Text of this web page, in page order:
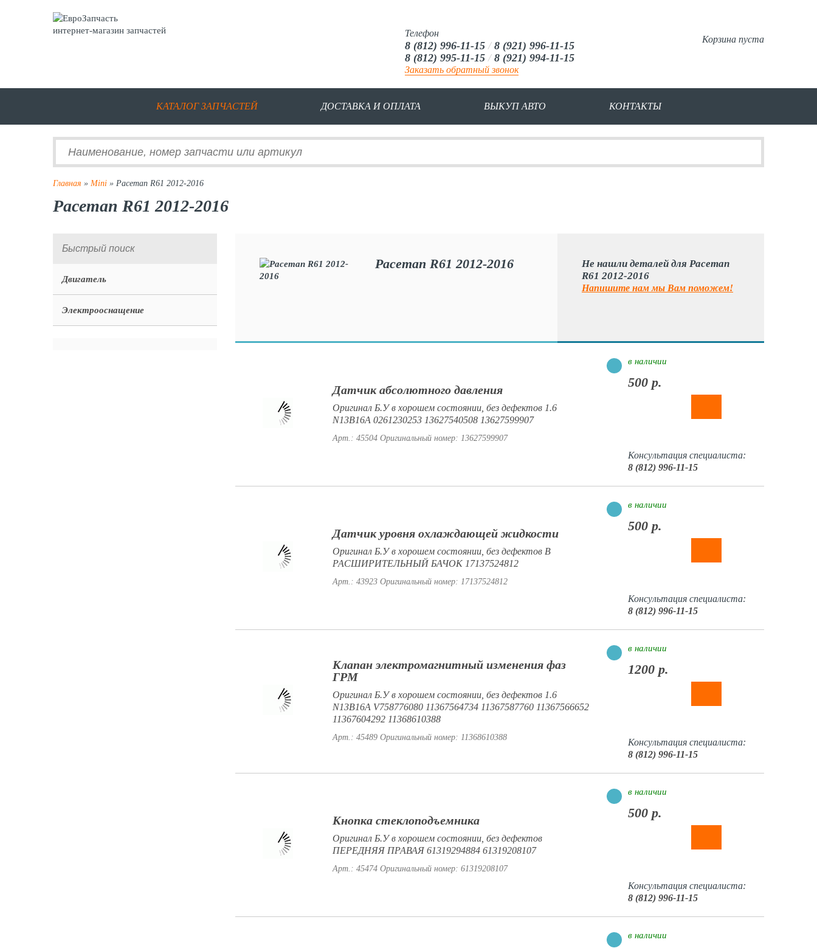
интернет-магазин запчастей
Корзина пуста
Телефон
8 (812) 996-11-15 / 8 (921) 996-11-15
8 (812) 995-11-15 / 8 (921) 994-11-15
Заказать обратный звонок
КАТАЛОГ ЗАПЧАСТЕЙ ДОСТАВКА И ОПЛАТА ВЫКУП АВТО КОНТАКТЫ
Главная » Mini » Paceman R61 2012-2016
Paceman R61 2012-2016
Двигатель
Электрооснащение
Paceman R61 2012-2016
Не нашли деталей для Paceman
R61 2012-2016
Напишите нам мы Вам поможем!
Датчик абсолютного давления
Оригинал Б.У в хорошем состоянии, без дефектов 1.6
N13B16A 0261230253 13627540508 13627599907
Арт.: 45504 Оригинальный номер: 13627599907
в наличии
500 р.
Консультация специалиста:
8 (812) 996-11-15
Датчик уровня охлаждающей жидкости
Оригинал Б.У в хорошем состоянии, без дефектов В
РАСШИРИТЕЛЬНЫЙ БАЧОК 17137524812
Арт.: 43923 Оригинальный номер: 17137524812
в наличии
500 р.
Консультация специалиста:
8 (812) 996-11-15
Клапан электромагнитный изменения фаз
ГРМ
Оригинал Б.У в хорошем состоянии, без дефектов 1.6
N13B16A V758776080 11367564734 11367587760 11367566652
11367604292 11368610388
Арт.: 45489 Оригинальный номер: 11368610388
в наличии
1200 р.
Консультация специалиста:
8 (812) 996-11-15
Кнопка стеклоподъемника
Оригинал Б.У в хорошем состоянии, без дефектов
ПЕРЕДНЯЯ ПРАВАЯ 61319294884 61319208107
Арт.: 45474 Оригинальный номер: 61319208107
в наличии
500 р.
Консультация специалиста:
8 (812) 996-11-15
в наличии